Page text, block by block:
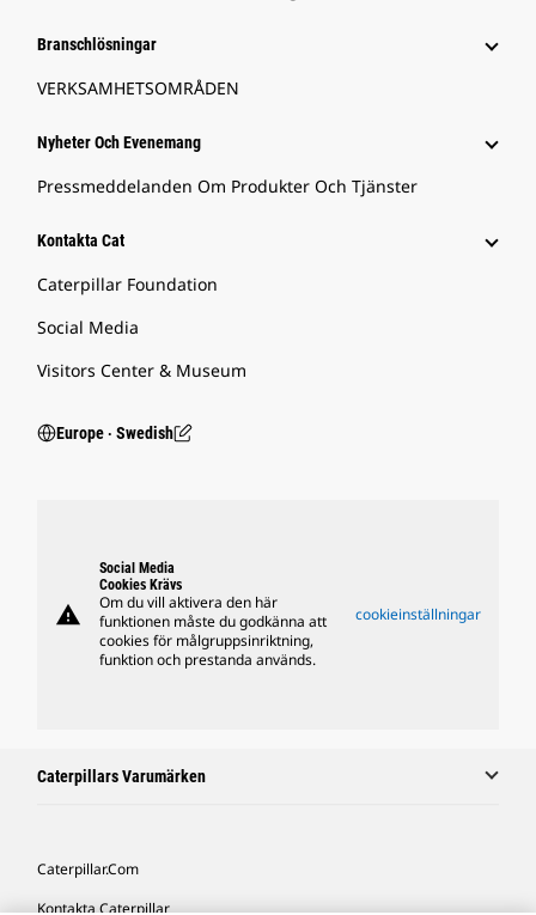
Branschlösningar
VERKSAMHETSOMRÅDEN
Nyheter Och Evenemang
Pressmeddelanden Om Produkter Och Tjänster
Kontakta Cat
Caterpillar Foundation
Social Media
Visitors Center & Museum
Europe ‧ Swedish
warning
Social Media
Cookies Krävs
Om du vill aktivera den här
funktionen måste du godkänna att
cookies för målgruppsinriktning,
funktion och prestanda används.
cookieinställningar
Caterpillars Varumärken
Caterpillar.com
Kontakta Caterpillar